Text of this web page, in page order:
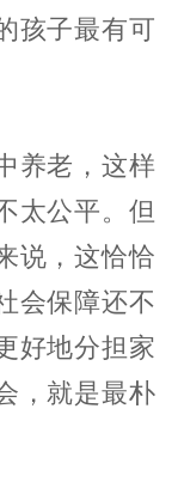
孩子最有可
养老，这样
太公平。但
说，这恰恰
会保障还不
好地分担家
，就是最朴